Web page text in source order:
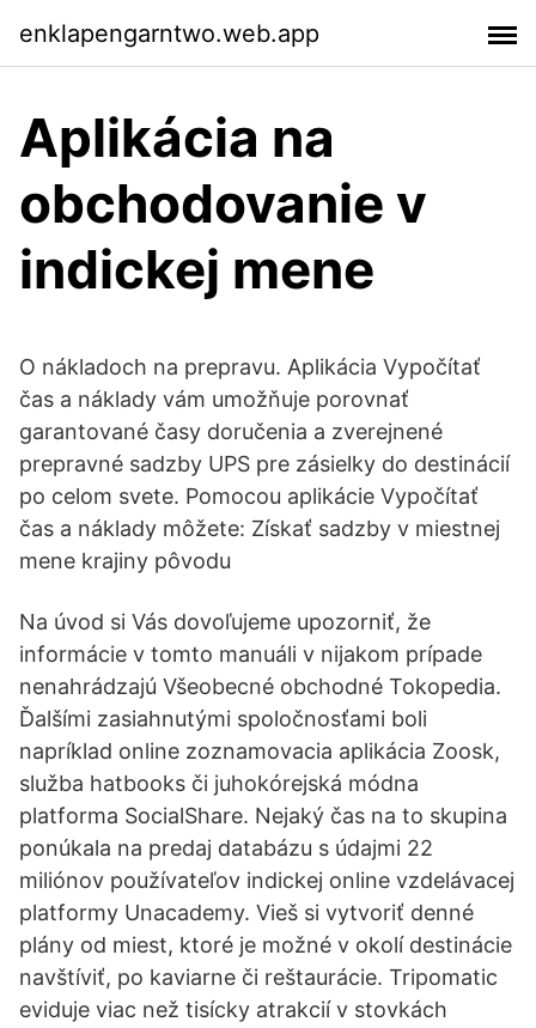
enklapengarntwo.web.app
Aplikácia na
obchodovanie v
indickej mene
O nákladoch na prepravu. Aplikácia Vypočítať
čas a náklady vám umožňuje porovnať
garantované časy doručenia a zverejnené
prepravné sadzby UPS pre zásielky do destinácií
po celom svete. Pomocou aplikácie Vypočítať
čas a náklady môžete: Získať sadzby v miestnej
mene krajiny pôvodu
Na úvod si Vás dovoľujeme upozorniť, že
informácie v tomto manuáli v nijakom prípade
nenahrádzajú Všeobecné obchodné Tokopedia.
Ďalšími zasiahnutými spoločnosťami boli
napríklad online zoznamovacia aplikácia Zoosk,
služba hatbooks či juhokórejská módna
platforma SocialShare. Nejaký čas na to skupina
ponúkala na predaj databázu s údajmi 22
miliónov používateľov indickej online vzdelávacej
platformy Unacademy. Vieš si vytvoriť denné
plány od miest, ktoré je možné v okolí destinácie
navštíviť, po kaviarne či reštaurácie. Tripomatic
eviduje viac než tisícky atrakcií v stovkách